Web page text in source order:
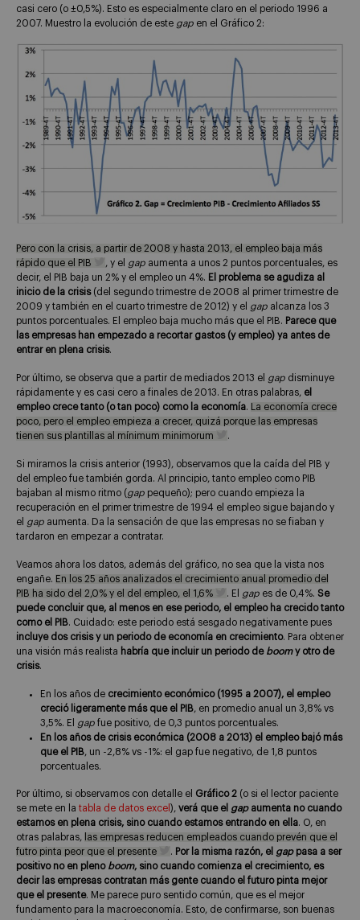
casi cero (o ±0,5%). Esto es especialmente claro en el periodo 1996 a
2007. Muestro la evolución de este gap en el Gráfico 2:
Pero con la crisis, a partir de 2008 y hasta 2013, el empleo baja más
rápido que el PIB
, y el gap aumenta a unos 2 puntos porcentuales, es
decir, el PIB baja un 2% y el empleo un 4%. El problema se agudiza al
inicio de la crisis(del segundo trimestre de 2008 al primer trimestre de
2009 y también en el cuarto trimestre de 2012) y el gap alcanza los 3
puntos porcentuales. El empleo baja mucho más que el PIB. Parece que
las empresas han empezado a recortar gastos (y empleo) ya antes de
entrar en plena crisis.
Por último, se observa que a partir de mediados 2013 el gap disminuye
rápidamente y es casi cero a finales de 2013. En otras palabras, el
empleo crece tanto (o tan poco) como la economía.
La economía crece
poco, pero el empleo empieza a crecer, quizá porque las empresas
tienen sus plantillas al mínimum minimorum
.
Si miramos la crisis anterior (1993), observamos que la caída del PIB y
del empleo fue también gorda. Al principio, tanto empleo como PIB
bajaban al mismo ritmo (gap pequeño); pero cuando empieza la
recuperación en el primer trimestre de 1994 el empleo sigue bajando y
el gap aumenta. Da la sensación de que las empresas no se fiaban y
tardaron en empezar a contratar.
Veamos ahora los datos, además del gráfico, no sea que la vista nos
engañe. En los 25 años analizados el crecimiento anual promedio del
PIB ha sido del 2,0% y el del empleo, el 1,6%
. El gap es de 0,4%. Se
puede concluir que, al menos en ese periodo, el empleo ha crecido tanto
como el PIB. Cuidado: este periodo está sesgado negativamente pues
incluye dos crisis y un periodo de economía en crecimiento. Para obtener
una visión más realista habría que incluir un periodo de boomy otro de
crisis.
En los años de crecimiento económico (1995 a 2007), el empleo
creció ligeramente más que el PIB, en promedio anual un 3,8% vs
3,5%. El gap fue positivo, de 0,3 puntos porcentuales.
En los años de crisis económica (2008 a 2013) el empleo bajó más
que el PIB, un -2,8% vs -1%: el gap fue negativo, de 1,8 puntos
porcentuales.
Por último, si observamos con detalle el Gráfico 2 (o si el lector paciente
se mete en la tabla de datos excel ), verá que el gapaumenta no cuando
estamos en plena crisis, sino cuando estamos entrando en ella. O, en
otras palabras,
las empresas reducen empleados cuando prevén que el
futro pinta peor que el presente
. Por la misma razón, el gappasa a ser
positivo no en pleno boom, sino cuando comienza el crecimiento, es
decir las empresas contratan más gente cuando el futuro pinta mejor
que el presente. Me parece puro sentido común, que es el mejor
fundamento para la macroeconomía. Esto, de confirmarse, son buenas